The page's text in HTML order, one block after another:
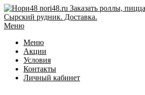
Перейти
к
содержимому
Меню
Меню
Акции
Условия
Контакты
Личный кабинет